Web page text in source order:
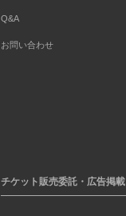
Q&A
お問い合わせ
チケット販売委託・広告掲載